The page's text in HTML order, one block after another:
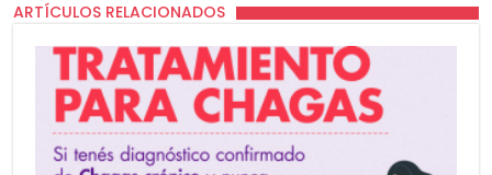
ARTÍCULOS RELACIONADOS